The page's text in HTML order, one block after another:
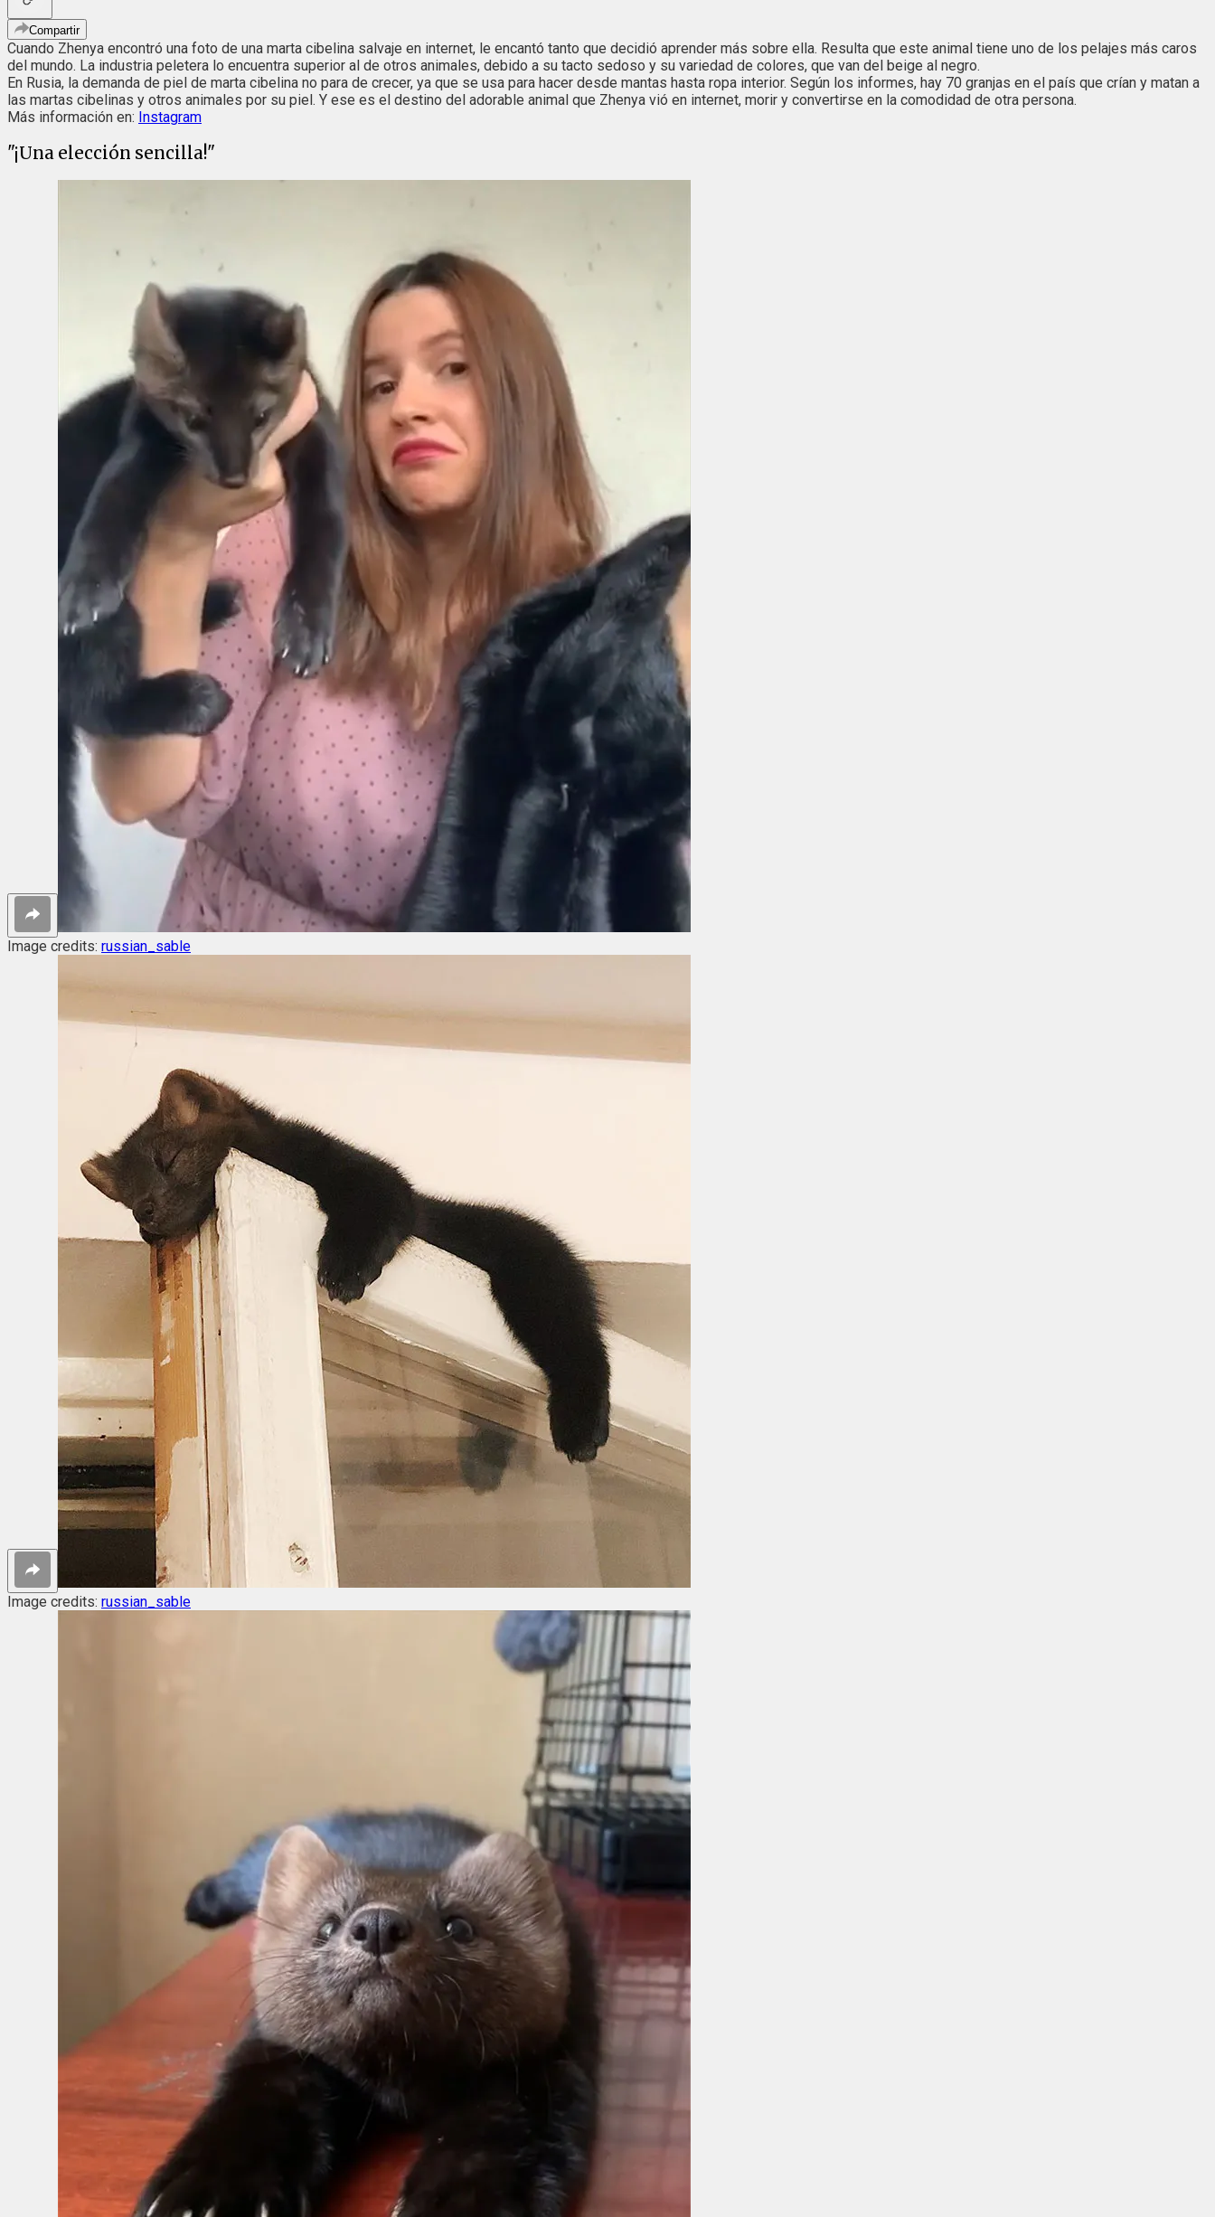
Compartir
Cuando Zhenya encontró una foto de una marta cibelina salvaje en internet, le encantó tanto que decidió aprender más sobre ella. Resulta que este animal tiene uno de los pelajes más caros
del mundo. La industria peletera lo encuentra superior al de otros animales, debido a su tacto sedoso y su variedad de colores, que van del beige al negro.
En Rusia, la demanda de piel de marta cibelina no para de crecer, ya que se usa para hacer desde mantas hasta ropa interior. Según los informes, hay 70 granjas en el país que crían y matan a
las martas cibelinas y otros animales por su piel. Y ese es el destino del adorable animal que Zhenya vió en internet, morir y convertirse en la comodidad de otra persona.
Más información en: Instagram
"¡Una elección sencilla!"
Image credits: russian_sable
Image credits: russian_sable